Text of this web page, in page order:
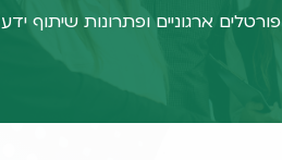
פורטלים ארגוניים ופתרונות שיתוף ידע